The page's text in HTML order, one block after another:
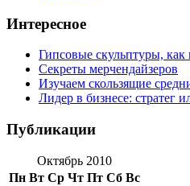
Интересное
Гипсовые скульптуры, как
Секреты мерчендайзеров
Изучаем скользящие
Лидер в бизнесе: стратег
Публикации
Октябрь 2010
Пн Вт Ср Чт Пт Сб Вс